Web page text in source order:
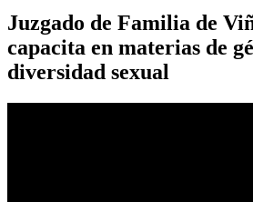
Juzgado de Familia de
capacita en materias de
diversidad sexual